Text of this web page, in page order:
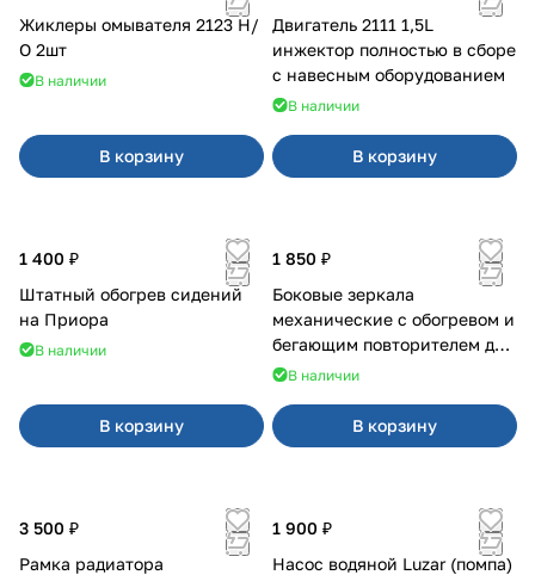
Жиклеры омывателя 2123 Н/
О 2шт
В наличии
В корзину
Двигатель 2111 1,5L
инжектор полностью в сборе
с навесным оборудованием
В наличии
В корзину
1 400 ₽
Штатный обогрев сидений
на Приора
В наличии
В корзину
1 850 ₽
Боковые зеркала
механические с обогревом и
бегающим повторителем для
4х4В наличии
В корзину
3 500 ₽
Рамка радиатора
1 900 ₽
Насос водяной Luzar (помпа)